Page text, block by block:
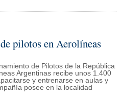
pilotos en Aerolíneas
de Pilotos de la República
Argentinas recibe unos 1.400
y entrenarse en aulas y
posee en la localidad